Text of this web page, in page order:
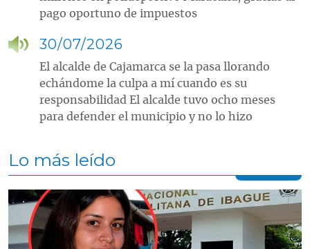
pago oportuno de impuestos
30/07/2026
El alcalde de Cajamarca se la pasa llorando
echándome la culpa a mí cuando es su
responsabilidad El alcalde tuvo ocho meses
para defender el municipio y no lo hizo
Lo más leído
Contenido multimedia principal